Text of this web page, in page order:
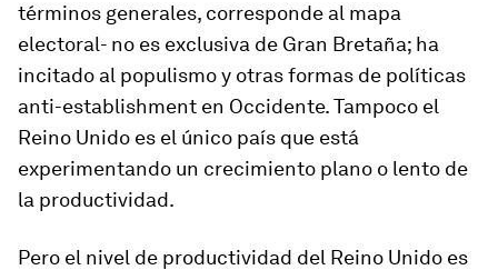
términos generales, corresponde al mapa
electoral- no es exclusiva de Gran Bretaña; ha
incitado al populismo y otras formas de políticas
anti-establishment en Occidente. Tampoco el
Reino Unido es el único país que está
experimentando un crecimiento plano o lento de
la productividad.
Pero el nivel de productividad del Reino Unido es